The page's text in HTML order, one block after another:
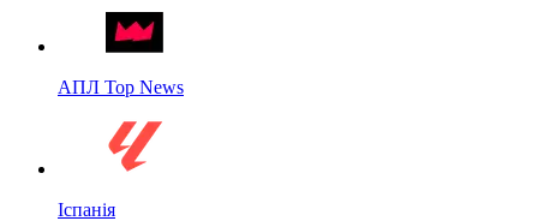
АПЛ Top News
Іспанія